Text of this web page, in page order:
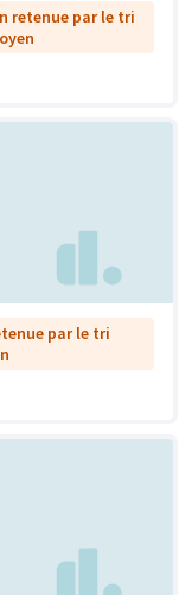
retenue par le tri
par le tri